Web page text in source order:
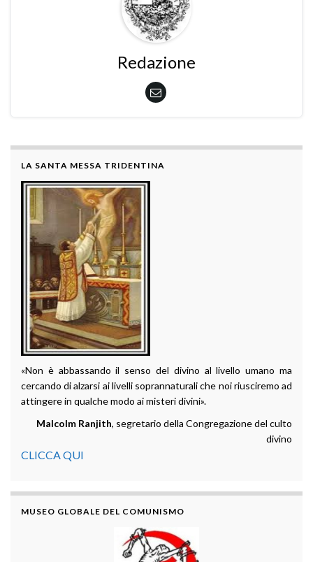
Redazione
LA SANTA MESSA TRIDENTINA
«Non è abbassando il senso del divino al livello umano ma
cercando di alzarsi ai livelli soprannaturali che noi riusciremo ad
attingere in qualche modo ai misteri divini».
Malcolm Ranjith, segretario della Congregazione del culto
divino
CLICCA QUI
MUSEO GLOBALE DEL COMUNISMO